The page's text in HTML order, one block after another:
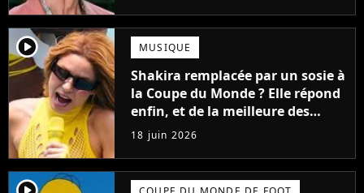
player2 MUSIQUE
Shakira remplacée par un sosie à
la Coupe du Monde ? Elle répond
enfin, et de la meilleure des
façons !
18 juin 2026